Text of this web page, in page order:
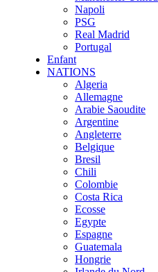
Napoli
PSG
Real Madrid
Portugal
Enfant
NATIONS
Algeria
Allemagne
Arabie Saoudite
Argentine
Angleterre
Belgique
Bresil
Chili
Colombie
Costa Rica
Ecosse
Egypte
Espagne
Guatemala
Hongrie